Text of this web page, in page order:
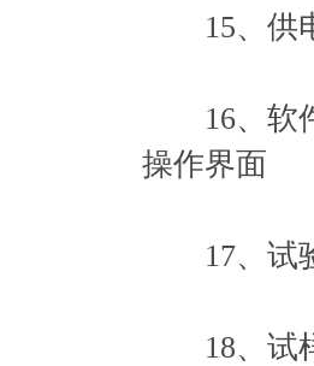
15、供电
16、软件
操作界面
17、试验
18、试样